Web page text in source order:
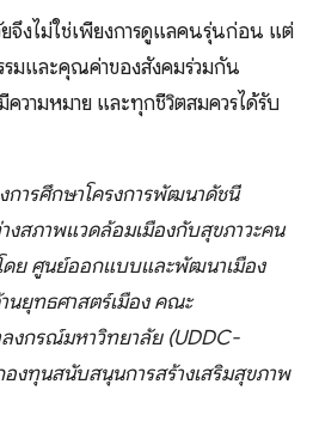
ยจึงไม่ใช่เพียงการดูแลคนรุ่นก่อน แต่
รมและคุณค่าของสังคมร่วมกัน
ความหมาย และทุกชีวิตสมควรได้รับ
ารศึกษาโครงการพัฒนาดัชนี
งสภาพแวดล้อมเมืองกับสุขภาวะคน
ดย ศูนย์ออกแบบและพัฒนาเมือง
นยุทธศาสตร์เมือง คณะ
งกรณ์มหาวิทยาลัย (UDDC-
องทุนสนับสนุนการสร้างเสริมสุขภาพ